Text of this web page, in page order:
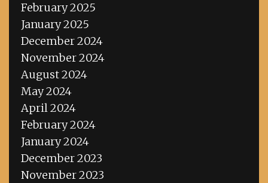
February 2025
January 2025
December 2024
November 2024
August 2024
May 2024
April 2024
February 2024
January 2024
December 2023
November 2023